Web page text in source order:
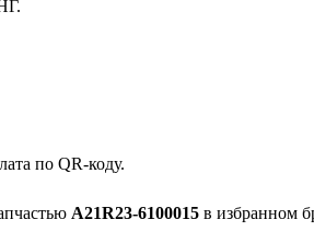
по QR-коду.
А21R23-6100015 в избранном